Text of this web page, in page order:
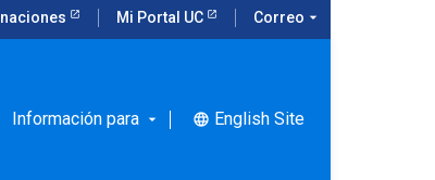
Mi Portal UC Correo arrow_drop_down
Información para arrow_drop_down language English Site
UC